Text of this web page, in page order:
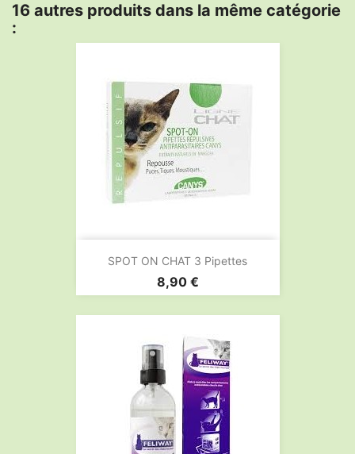
16 autres produits dans la même catégorie
:
SPOT ON CHAT 3 Pipettes
Prix
8,90 €